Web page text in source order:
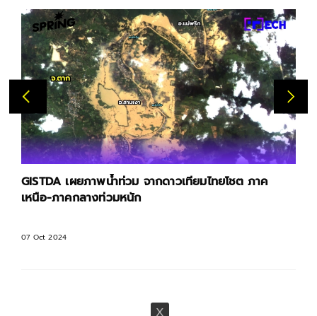
GISTDA เผยภาพน้ำท่วม จากดาวเทียมไทยโชต ภาค
เหนือ-ภาคกลางท่วมหนัก
07 Oct 2024